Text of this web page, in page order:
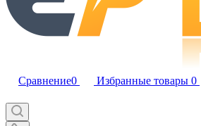
Сравнение0 Избранные товары 0